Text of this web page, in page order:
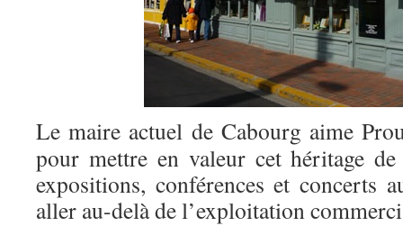
Le maire actuel de Cabourg aime
pour mettre en valeur cet héritage
expositions, conférences et concerts
aller au-delà de l’exploitation